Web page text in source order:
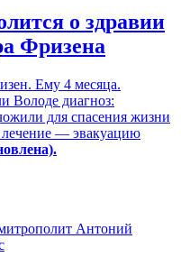
о здравии
Фризена
Ему 4 месяца.
Володе диагноз:
для спасения жизни
лечение — эвакуацию